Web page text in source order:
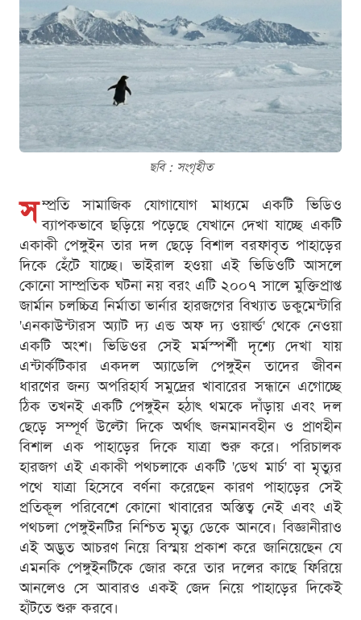
ছবি : সংগৃহীত
স ম্প্রতি সামাজিক যোগাযোগ মাধ্যমে একটি ভিডিও
ব্যাপকভাবে ছড়িয়ে পড়েছে যেখানে দেখা যাচ্ছে একটি
একাকী পেঙ্গুইন তার দল ছেড়ে বিশাল বরফাবৃত পাহাড়ের
দিকে হেঁটে যাচ্ছে। ভাইরাল হওয়া এই ভিডিওটি আসলে
কোনো সাম্প্রতিক ঘটনা নয় বরং এটি ২০০৭ সালে মুক্তিপ্রাপ্ত
জার্মান চলচ্চিত্র নির্মাতা ভার্নার হারজগের বিখ্যাত ডকুমেন্টারি
'এনকাউন্টারস অ্যাট দ্য এন্ড অফ দ্য ওয়ার্ল্ড' থেকে নেওয়া
একটি অংশ। ভিডিওর সেই মর্মস্পর্শী দৃশ্যে দেখা যায়
এন্টার্কটিকার একদল অ্যাডেলি পেঙ্গুইন তাদের জীবন
ধারণের জন্য অপরিহার্য সমুদ্রের খাবারের সন্ধানে এগোচ্ছে
ঠিক তখনই একটি পেঙ্গুইন হঠাৎ থমকে দাঁড়ায় এবং দল
ছেড়ে সম্পূর্ণ উল্টো দিকে অর্থাৎ জনমানবহীন ও প্রাণহীন
বিশাল এক পাহাড়ের দিকে যাত্রা শুরু করে। পরিচালক
হারজগ এই একাকী পথচলাকে একটি 'ডেথ মার্চ' বা মৃত্যুর
পথে যাত্রা হিসেবে বর্ণনা করেছেন কারণ পাহাড়ের সেই
প্রতিকূল পরিবেশে কোনো খাবারের অস্তিত্ব নেই এবং এই
পথচলা পেঙ্গুইনটির নিশ্চিত মৃত্যু ডেকে আনবে। বিজ্ঞানীরাও
এই অদ্ভুত আচরণ নিয়ে বিস্ময় প্রকাশ করে জানিয়েছেন যে
এমনকি পেঙ্গুইনটিকে জোর করে তার দলের কাছে ফিরিয়ে
আনলেও সে আবারও একই জেদ নিয়ে পাহাড়ের দিকেই
হাঁটতে শুরু করবে।